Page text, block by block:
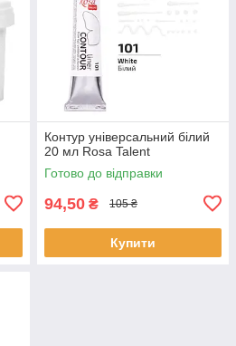
Контур універсальний білий
20 мл Rosa Talent
Готово до відправки
94,50 ₴ 105 ₴
Купити